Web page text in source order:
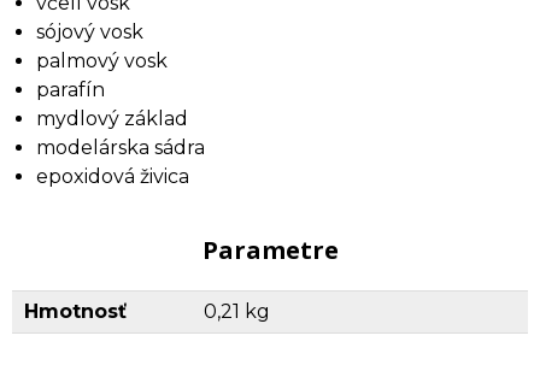
sójový vosk
palmový vosk
parafín
mydlový základ
modelárska sádra
epoxidová živica
Parametre
Hmotnosť 0,21 kg